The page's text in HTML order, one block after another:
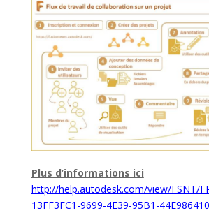
Plus d’informations ici
http://help.autodesk.com/view/FSNT/
13FF3FC1-9699-4E39-95B1-